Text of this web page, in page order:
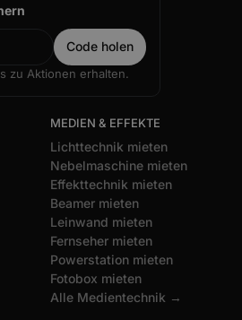
zu Aktionen erhalten.
MEDIEN & EFFEKTE
Lichttechnik mieten
Nebelmaschine mieten
Effekttechnik mieten
Beamer mieten
Leinwand mieten
Fernseher mieten
Powerstation mieten
Fotobox mieten
Alle Medientechnik →